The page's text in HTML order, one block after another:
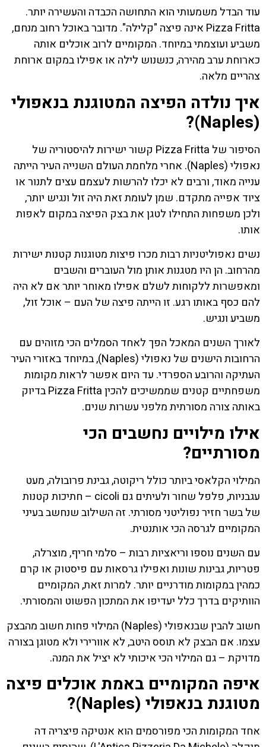
עוד הבדל משמעותי הוא התחושה הכבדה והעשירה יותר.
Pizza Fritta אינה פיצה "קלילה". מדובר באוכל רחוב מנחם,
משביע ועוצמתי במיוחד. המקומיים לרוב אוכלים אותה
כארוחת ערב מהירה, כנשנוש לילה או אפילו במקום ארוחת
צהריים מלאה.
איך נולדה הפיצה המטוגנת בנאפולי
(Naples)?
הסיפור של Pizza Fritta קשור ישירות להיסטוריה של
נאפולי (Naples). אחרי מלחמת העולם השנייה העיר הייתה
ענייה מאוד, ורבים לא יכלו להרשות לעצמם עצים לתנור או
ציוד אפייה מתקדם. שמן לעומת זאת היה זול ונגיש יותר,
ולכן משפחות התחילו לטגן את בצק הפיצה במקום לאפות
אותו.
נשים נאפוליטניות רבות מכרו פיצות מטוגנות קטנות ישירות
מהרחוב. הן היו מטגנות אותן מול העוברים והשבים
ומאפשרות ללקוחות לשלם אפילו מאוחר יותר אם לא היה
להם כסף באותו רגע. זו הייתה פיצה של העם – אוכל זול,
משביע ונגיש.
לאורך השנים המאכל הפך לאחד הסמלים הכי מזוהים עם
הרחובות הישנים של נאפולי (Naples), במיוחד באזורי העיר
העתיקה והרובע הספרדי. עד היום אפשר לראות מקומות
משפחתיים קטנים שממשיכים להכין Pizza Fritta בדיוק
באותה צורה מסורתית מלפני עשרות שנים.
אילו מילויים נחשבים הכי
מסורתיים?
המילוי הקלאסי ביותר כולל ריקוטה, גבינת פרובולה, מעט
עגבניות, פלפל שחור ולעיתים גם cicoli – חתיכות קטנות
של בשר חזיר נפוליטני מסורתי. זה השילוב שנחשב בעיני
המקומיים לגרסה הכי אותנטית.
עם השנים נוספו וריאציות רבות – סלמי חריף, מוצרלה,
פטריות, גבינות שונות ואפילו גרסאות עם פיסטוק או קרם
כמהין במקומות מודרניים יותר. למרות זאת, המקומיים
הוותיקים בדרך כלל יעדיפו את המתכון הפשוט והמסורתי.
חשוב להבין שבנאפולי (Naples) המילוי פחות חשוב מהבצק
עצמו. אם הבצק לא תוסס היטב, לא אוורירי ולא מטוגן בצורה
מדויקת – גם המילוי הכי איכותי לא יציל את המנה.
איפה המקומיים באמת אוכלים פיצה
מטוגנת בנאפולי (Naples)?
אחד המקומות הכי מפורסמים הוא אנטיקה פיצריה דה